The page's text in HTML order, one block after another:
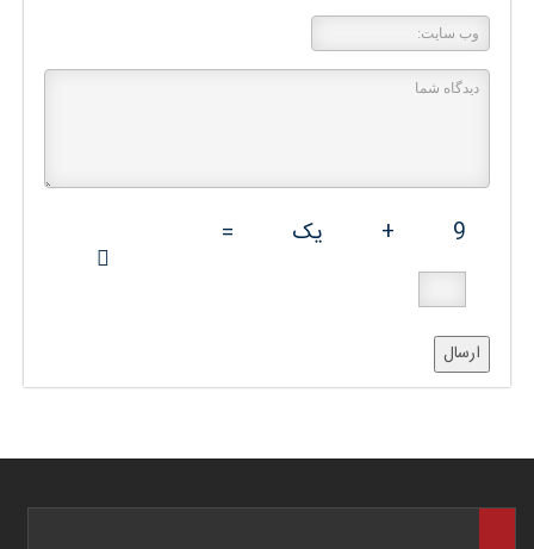
9
+ یک =
ارسال